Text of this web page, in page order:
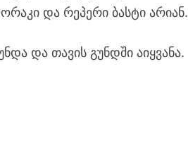
და რეპერი ბასტი არიან.
და თავის გუნდში აიყვანა.